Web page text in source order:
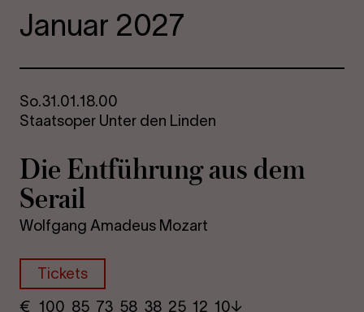
Januar 2027
So.31.01.18.00
Staatsoper Unter den Linden
Die Ent­füh­rung aus dem
Se­rail
Wolfgang Amadeus Mozart
Tickets
€ ​ 100 85 73​ 58 38 25​ 12 10